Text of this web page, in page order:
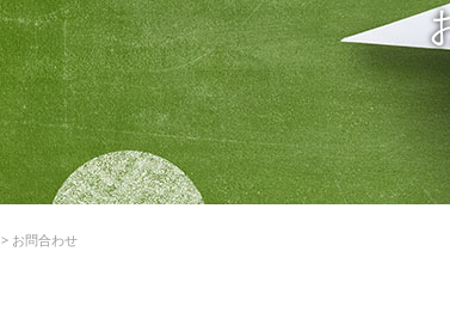
ス
キ
ッ
プ
> お問合わせ